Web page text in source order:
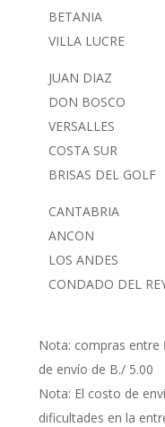
BETANIA
VILLA LUCRE
JUAN DIAZ
DON BOSCO
VERSALLES
COSTA SUR
BRISAS DEL GOLF
CANTABRIA
ANCON
LOS ANDES
CONDADO DEL
Nota: compras entre
de envío de B./ 5.00
Nota: El costo de
dificultades en la